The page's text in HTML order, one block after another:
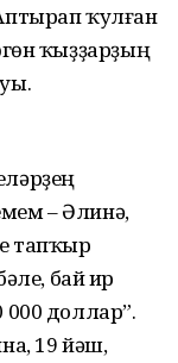
ҡулған
ҡыҙҙарҙың
– Әлинә,
тапҡыр
бай ир
доллар”.
19 йәш,